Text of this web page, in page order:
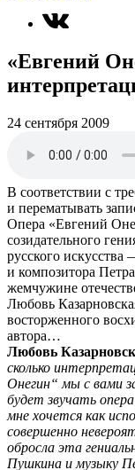
«Евгений
24 сентября 2009
В соответствии с
и перематывать
Опера «Евгений
созидательного
русского
и композитора
жемчужине
Любовь
восторженного
автора…
Любовь
сколько
Онегин“ мы с вами
будет звучать
мне хочется как
совершенно
обросла эта
Пушкина и музыку